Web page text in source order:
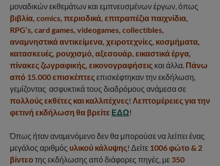
μοναδικών εκθεμάτων και εμπνευσμένων έργων, όπως
βιβλία, comics, περιοδικά, επιτραπέζια παιχνίδια,
RPG’s, card games, videogames, collectibles,
αναμνηστικά αντικείμενα, χειροτεχνίες, κοσμήματα,
κατασκευές, ρουχισμό, αξεσουάρ, εικαστικά έργα,
πίνακες ζωγραφικής, εικονογραφήσεις και άλλα. Πάνω
από 15.000 επισκέπτες επισκέφτηκαν την εκδήλωση,
γεμίζοντας ασφυκτικά τους διαδρόμους ανάμεσα σε
πολλούς εκθέτες και καλλιτέχνες! Λεπτομέρειες για την
φετινή εκδήλωση θα βρείτε ΕΔΩ!
Όπως ήταν αναμενόμενο δεν θα μπορούσε να λείπει ένας
μεγάλος αριθμός υλικού κάλυψης! Δείτε 1006 φώτο & 2
βίντεο της εκδήλωσης από διάφορες πηγές, με 350